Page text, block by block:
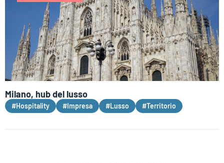
Milano, hub del lusso
#Hospitality #Impresa #Lusso #Territorio